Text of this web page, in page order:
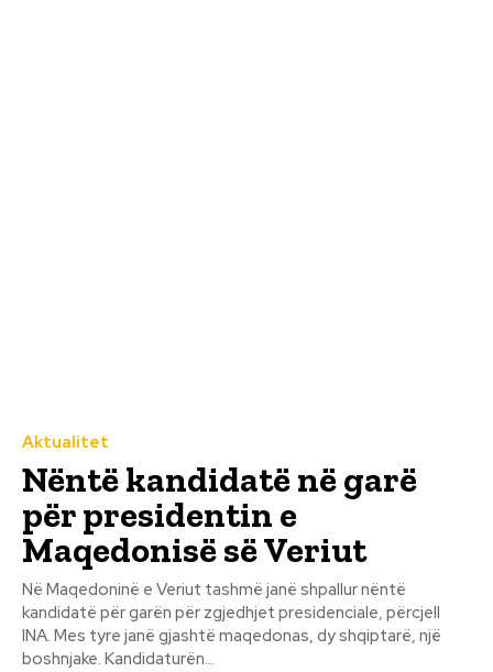
Aktualitet
Nëntë kandidatë në garë
për presidentin e
Maqedonisë së Veriut
Në Maqedoninë e Veriut tashmë janë shpallur nëntë
kandidatë për garën për zgjedhjet presidenciale, përcjell
INA. Mes tyre janë gjashtë maqedonas, dy shqiptarë, një
boshnjake. Kandidaturën...